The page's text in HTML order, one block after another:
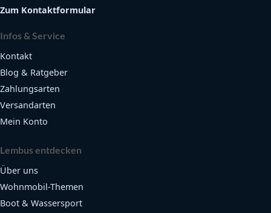
Zum Kontaktformular
Infos & Service
Kontakt
Blog & Ratgeber
Zahlungsarten
Versandarten
Mein Konto
Lembus entdecken
Über uns
Wohnmobil-Themen
Boot & Wassersport